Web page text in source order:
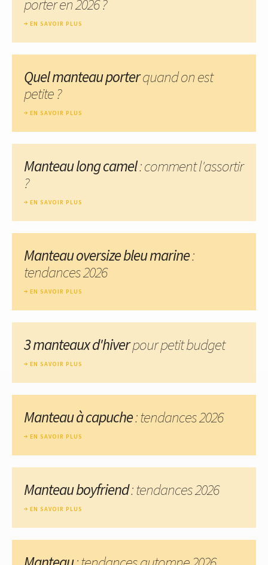
porter en 2026 ?
EN SAVOIR PLUS
Quel manteau porterquand on est
petite ?
EN SAVOIR PLUS
Manteau long camel: comment l'assortir
?
EN SAVOIR PLUS
Manteau oversize bleu marine:
tendances 2026
EN SAVOIR PLUS
3 manteaux d'hiverpour petit budget
EN SAVOIR PLUS
Manteau à capuche: tendances 2026
EN SAVOIR PLUS
Manteau boyfriend: tendances 2026
EN SAVOIR PLUS